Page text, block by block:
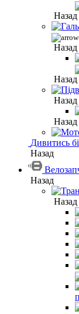
Назад
Назад
Назад
Назад
Назад
Дивитись
Назад
Назад
Назад